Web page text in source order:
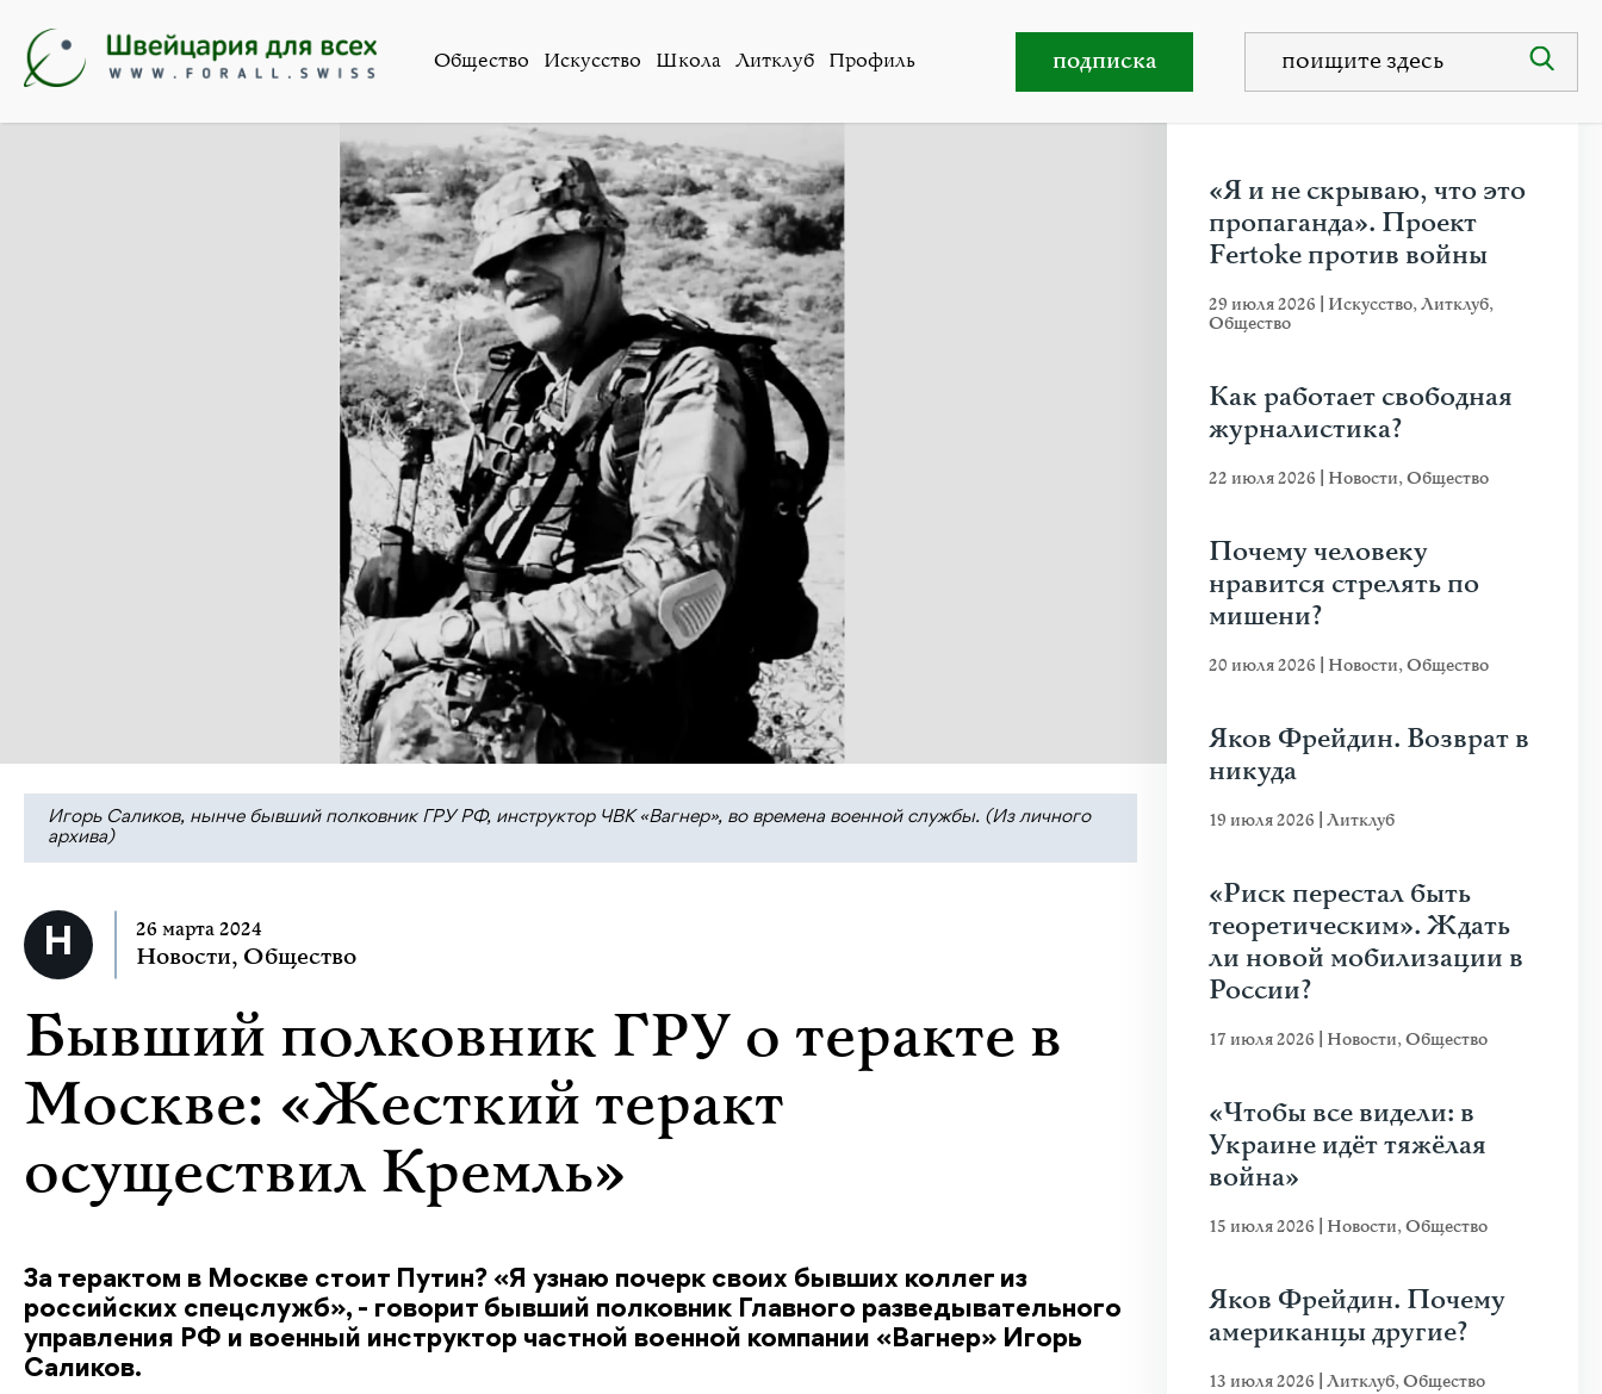
Общество Искусство Школа Литклуб Профиль подписка
Бывший полковник ГРУ о теракте в Москве: «Жесткий теракт осуществил Кремль»
Игорь Саликов, нынче бывший полковник ГРУ РФ, инструктор ЧВК «Вагнер», во времена военной службы. (Из личного
архива)
26 марта 2024
Новости, Общество
Бывший полковник ГРУ о теракте в
Москве: «Жесткий теракт
осуществил Кремль»
За терактом в Москве стоит Путин? «Я узнаю почерк своих бывших коллег из
российских спецслужб», - говорит бывший полковник Главного разведывательного
управления РФ и военный инструктор частной военной компании «Вагнер» Игорь
Саликов.
«Я и не скрываю, что это
пропаганда». Проект
Fertoke против войны
29 июля 2026 Искусство,Литклуб,
Общество
Как работает свободная
журналистика?
22 июля 2026 Новости,Общество
Почему человеку
нравится стрелять по
мишени?
20 июля 2026 Новости,Общество
Яков Фрейдин. Возврат в
никуда
19 июля 2026 Литклуб
«Риск перестал быть
теоретическим». Ждать
ли новой мобилизации в
России?
17 июля 2026 Новости,Общество
«Чтобы все видели: в
Украине идёт тяжёлая
война»
15 июля 2026 Новости,Общество
Яков Фрейдин. Почему
американцы другие?
13 июля 2026 Литклуб,Общество